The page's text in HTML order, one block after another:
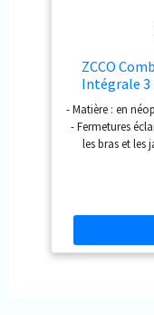
ZCCO
Intégrale 3
- Matière : en
- Fermetures
les bras et les
néoprène. -
néoprène lisse
maintenir
beaucoup
Genouillère